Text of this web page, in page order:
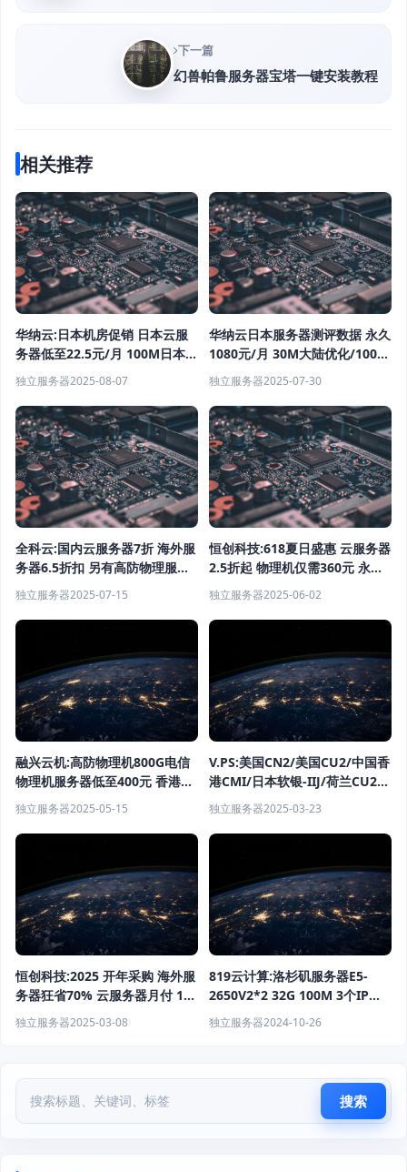
下一篇
幻兽帕鲁服务器宝塔一键安装教程
相关推荐
华纳云:日本机房促销 日本云服
务器低至22.5元/月 100M日本服
务器1080元/月
独立服务器2025-08-07
华纳云日本服务器测评数据 永久
1080元/月 30M大陆优化/100M
纯国际可选 支持免费测试
独立服务器2025-07-30
全科云:国内云服务器7折 海外服
务器6.5折扣 另有高防物理服务
器 香港服务器
独立服务器2025-07-15
恒创科技:618夏日盛惠 云服务器
2.5折起 物理机仅需360元 永久
优惠折扣
独立服务器2025-06-02
融兴云机:高防物理机800G电信
物理机服务器低至400元 香港云
服务器低至15元每月
独立服务器2025-05-15
V.PS:美国CN2/美国CU2/中国香
港CMI/日本软银-IIJ/荷兰CU2/
德国CU2/澳大利亚CU2 1G大带
宽优化VPS €6.95/月起
独立服务器2025-03-23
恒创科技:2025 开年采购 海外服
务器狂省70% 云服务器月付 13
元起 可选香港/日本/美国 CN2
独立服务器2025-03-08
819云计算:洛杉矶服务器E5-
2650V2*2 32G 100M 3个IP
1265元/月（活动）
独立服务器2024-10-26
搜索